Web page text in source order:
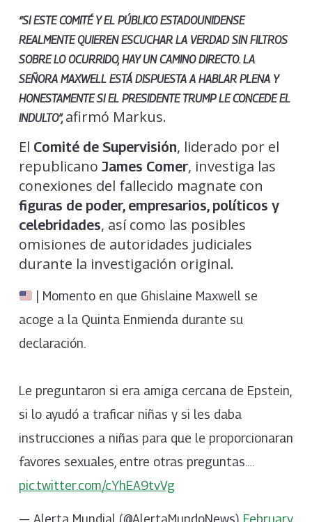
“SI ESTE COMITÉ Y EL PÚBLICO ESTADOUNIDENSE
REALMENTE QUIEREN ESCUCHAR LA VERDAD SIN FILTROS
SOBRE LO OCURRIDO, HAY UN CAMINO DIRECTO. LA
SEÑORA MAXWELL ESTÁ DISPUESTA A HABLAR PLENA Y
HONESTAMENTE SI EL PRESIDENTE TRUMP LE CONCEDE EL
INDULTO”, afirmó Markus.
El Comité de Supervisión, liderado por el
republicano James Comer, investiga las
conexiones del fallecido magnate con
figuras de poder, empresarios, políticos y
celebridades, así como las posibles
omisiones de autoridades judiciales
durante la investigación original.
| Momento en que Ghislaine Maxwell se
acoge a la Quinta Enmienda durante su
declaración.
Le preguntaron si era amiga cercana de Epstein,
si lo ayudó a traficar niñas y si les daba
instrucciones a niñas para que le proporcionaran
favores sexuales, entre otras preguntas.…
pic.twitter.com/cYhEA9tvVg
— Alerta Mundial (@AlertaMundoNews) February